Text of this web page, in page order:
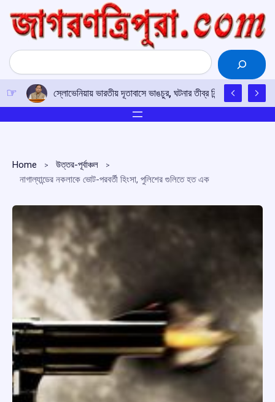
content
Search
স্লোভেনিয়ায় ভারতীয় দূতাবাসে ভাঙচুর, ঘটনার তীব্র নিন্দা নয়াদিল্লির;
Home
উত্তর-পূর্বাঞ্চল
নাগাল্যান্ডের নকলাকে ভোট-পরবর্তী হিংসা, পুলিশের গুলিতে হত এক